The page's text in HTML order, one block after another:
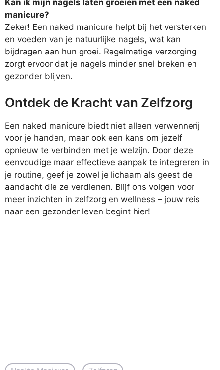
Kan ik mijn nagels laten groeien met een naked
manicure?
Zeker! Een naked manicure helpt bij het versterken
en voeden van je natuurlijke nagels, wat kan
bijdragen aan hun groei. Regelmatige verzorging
zorgt ervoor dat je nagels minder snel breken en
gezonder blijven.
Ontdek de Kracht van Zelfzorg
Een naked manicure biedt niet alleen verwennerij
voor je handen, maar ook een kans om jezelf
opnieuw te verbinden met je welzijn. Door deze
eenvoudige maar effectieve aanpak te integreren in
je routine, geef je zowel je lichaam als geest de
aandacht die ze verdienen. Blijf ons volgen voor
meer inzichten in zelfzorg en wellness – jouw reis
naar een gezonder leven begint hier!